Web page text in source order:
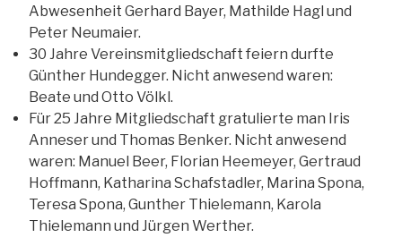
Abwesenheit Gerhard Bayer, Mathilde Hagl und
Peter Neumaier.
30 Jahre Vereinsmitgliedschaft feiern durfte
Günther Hundegger. Nicht anwesend waren:
Beate und Otto Völkl.
Für 25 Jahre Mitgliedschaft gratulierte man Iris
Anneser und Thomas Benker. Nicht anwesend
waren: Manuel Beer, Florian Heemeyer, Gertraud
Hoffmann, Katharina Schafstadler, Marina Spona,
Teresa Spona, Gunther Thielemann, Karola
Thielemann und Jürgen Werther.